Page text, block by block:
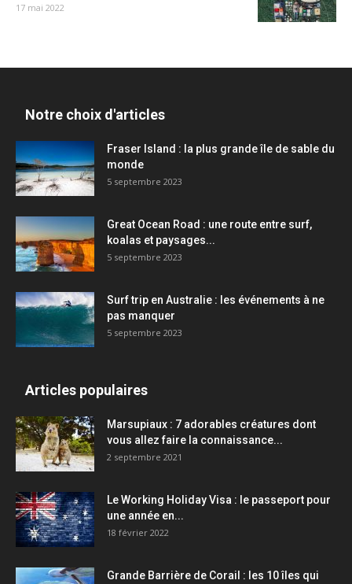
17 mai 2022
Notre choix d'articles
Fraser Island : la plus grande île de sable du
monde
5 septembre 2023
Great Ocean Road : une route entre surf,
koalas et paysages...
5 septembre 2023
Surf trip en Australie : les événements à ne
pas manquer
5 septembre 2023
Articles populaires
Marsupiaux : 7 adorables créatures dont
vous allez faire la connaissance...
2 septembre 2021
Le Working Holiday Visa : le passeport pour
une année en...
18 février 2022
Grande Barrière de Corail : les 10 îles qui